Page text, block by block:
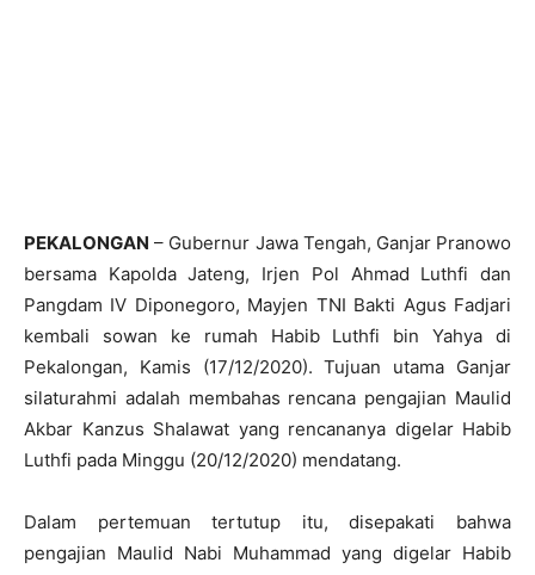
PEKALONGAN – Gubernur Jawa Tengah, Ganjar Pranowo
bersama Kapolda Jateng, Irjen Pol Ahmad Luthfi dan
Pangdam IV Diponegoro, Mayjen TNI Bakti Agus Fadjari
kembali sowan ke rumah Habib Luthfi bin Yahya di
Pekalongan, Kamis (17/12/2020). Tujuan utama Ganjar
silaturahmi adalah membahas rencana pengajian Maulid
Akbar Kanzus Shalawat yang rencananya digelar Habib
Luthfi pada Minggu (20/12/2020) mendatang.
Dalam pertemuan tertutup itu, disepakati bahwa
pengajian Maulid Nabi Muhammad yang digelar Habib